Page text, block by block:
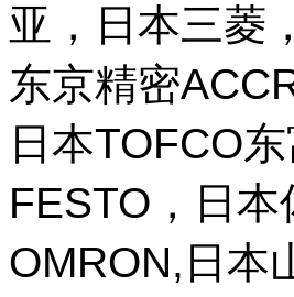
亚，日本三菱
东京精密
日本TOFCO
FESTO，日
OMRON,日本